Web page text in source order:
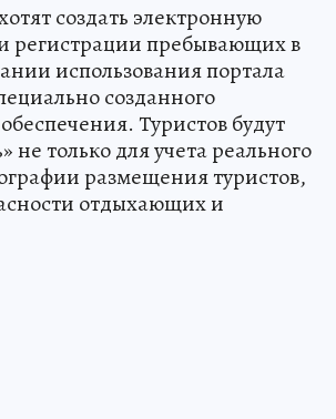
создать электронную
регистрации пребывающих в
использования портала
созданного
Туристов будут
не только для учета реального
размещения туристов,
отдыхающих и